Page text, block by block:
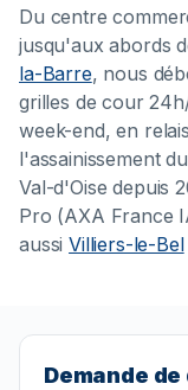
Du centre
jusqu'aux abords
la-Barre, nous
grilles de cour
week-end, en
l'assainissement
Val-d'Oise depuis
Pro (AXA France
aussiVilliers-le-Bel
Demande